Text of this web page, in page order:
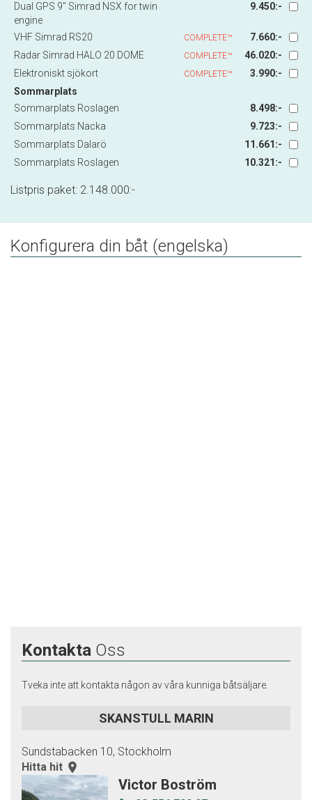
Dual GPS 9" Simrad NSX for twin
engine
9.450:-
VHF Simrad RS20 COMPLETE™
7.660:-
Radar Simrad HALO 20 DOME
COMPLETE™
46.020:-
Elektroniskt sjökort
COMPLETE™
3.990:-
Sommarplats
Sommarplats Roslagen
8.498:-
Sommarplats Nacka
9.723:-
Sommarplats Dalarö
11.661:-
Sommarplats Roslagen
10.321:-
Listpris paket: 2.148.000:-
Konfigurera din båt (engelska)
Kontakta Oss
Tveka inte att kontakta någon av våra kunniga båtsäljare.
SKANSTULL MARIN
Sundstabacken 10, Stockholm
Hitta hit room
Victor Boström